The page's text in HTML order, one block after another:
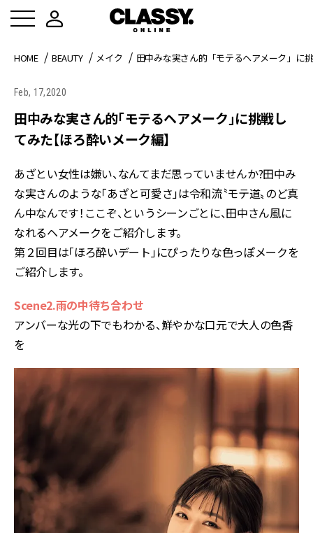
HOME BEAUTY メイク 田中みな実さん的「モテるヘアメーク」に
Feb, 17,2020
田中みな実さん的「モテるヘアメーク」に挑戦し
てみた【ほろ酔いメーク編】
あざとい女性は嫌い、なんてまだ思っていませんか?田中み
な実さんのような「あざと可愛さ」は令和流〝モテ道〟のど真
ん中なんです！ここぞ、というシーンごとに、田中さん風に
なれるヘアメークをご紹介します。
第２回目は「ほろ酔いデート」にぴったりな色っぽメークを
ご紹介します。
Scene2.雨の中待ち合わせ
アンバーな光の下でもわかる、鮮やかな口元で大人の色香
を